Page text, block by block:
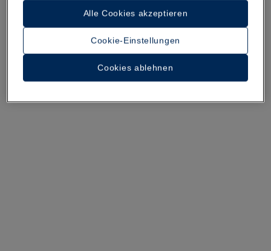
Ein Rundgang durch das Hotel
18 Fotos und Videos anzeigenCookie-Einstellungen
Cookies ablehnen
Alle Cookies akzeptieren